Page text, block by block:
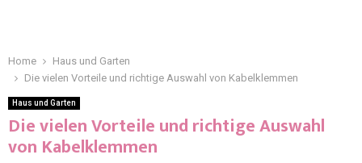
Home
Haus und Garten
Die vielen Vorteile und richtige Auswahl von Kabelklemmen
Haus und Garten
Die vielen Vorteile und richtige Auswahl
von Kabelklemmen